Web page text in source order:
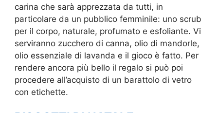
carina che sarà apprezzata da tutti, in
particolare da un pubblico femminile: uno scrub
per il corpo, naturale, profumato e esfoliante. Vi
serviranno zucchero di canna, olio di mandorle,
olio essenziale di lavanda e il gioco è fatto. Per
rendere ancora più bello il regalo si può poi
procedere all’acquisto di un barattolo di vetro
con etichette.